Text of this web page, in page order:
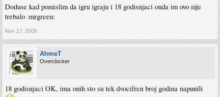
Doduse kad pomislim da igru igraju i 18 godisnjaci onda im ovo nije
trebalo :mrgreen:
Nov 17, 2009
AhmeT
Overclocker
18 godisnjaci OK, ima onih sto su tek dvocifren broj godina napunili